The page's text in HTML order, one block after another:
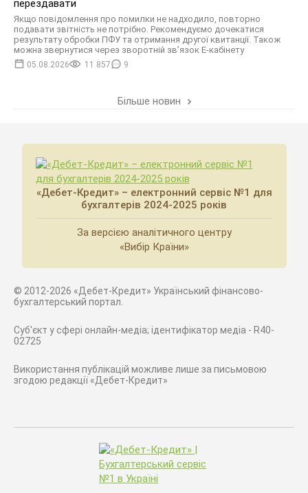
перездавати
Якщо повідомлення про помилки не надходило, повторно
подавати звітність не потрібно. Рекомендуємо дочекатися
результату обробки ПФУ та отримання другої квитанції. Також
можна звернутися через зворотній зв’язок Е-кабінету
05.08.2026 11 857 9
Більше новин
«Дебет-Кредит» – електронний сервіс №1 для
бухгалтерів 2024-2025 років
За версією аналітичного центру
«Вибір Країни»
© 2012-2026 «Дебет-Кредит» Український фінансово-
бухгалтерський портал.
Суб'єкт у сфері онлайн-медіа; ідентифікатор медіа - R40-
02725
Використання публікацій можливе лише за письмовою
згодою редакції «Дебет-Кредит»